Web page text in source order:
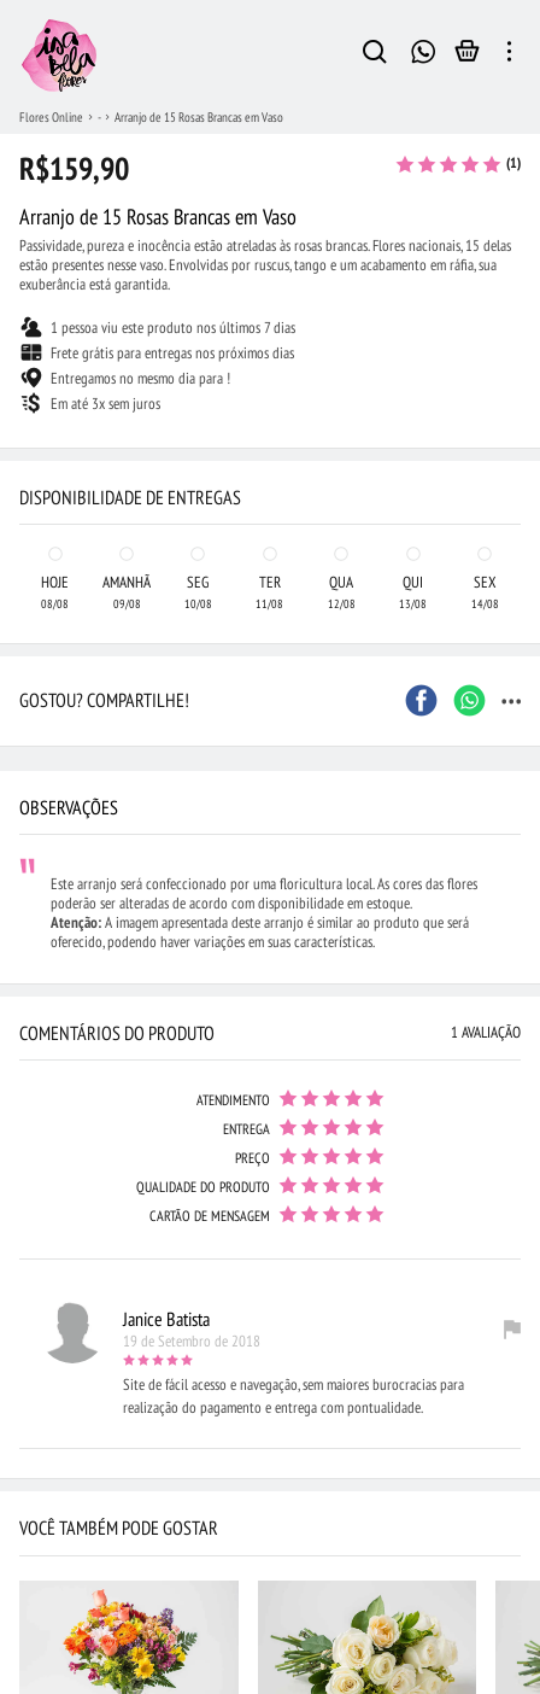
Flores Online - Arranjo de 15 Rosas Brancas em Vaso
R$159,90 (1)
Arranjo de 15 Rosas Brancas em Vaso
Passividade, pureza e inocência estão atreladas às rosas brancas. Flores nacionais, 15 delas
estão presentes nesse vaso. Envolvidas por ruscus, tango e um acabamento em ráfia, sua
exuberância está garantida.
1 pessoa viu este produto nos últimos 7 dias
Frete grátis para entregas nos próximos dias
Entregamos no mesmo dia para !
Em até 3x sem juros
DISPONIBILIDADE DE ENTREGAS
HOJE
08/08
AMANHÃ
09/08
SEG
10/08
TER
11/08
QUA
12/08
QUI
13/08
SEX
14/08
GOSTOU? COMPARTILHE! ...
OBSERVAÇÕES
Este arranjo será confeccionado por uma floricultura local. As cores das flores
poderão ser alteradas de acordo com disponibilidade em estoque.
Atenção:A imagem apresentada deste arranjo é similar ao produto que será
oferecido, podendo haver variações em suas características.
COMENTÁRIOS DO PRODUTO 1 AVALIAÇÃO
ATENDIMENTO
ENTREGA
PREÇO
QUALIDADE DO PRODUTO
CARTÃO DE MENSAGEM
Janice Batista
19 de Setembro de 2018
Site de fácil acesso e navegação, sem maiores burocracias para
realização do pagamento e entrega com pontualidade.
VOCÊ TAMBÉM PODE GOSTAR